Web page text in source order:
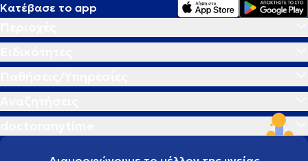
Κατέβασε το app